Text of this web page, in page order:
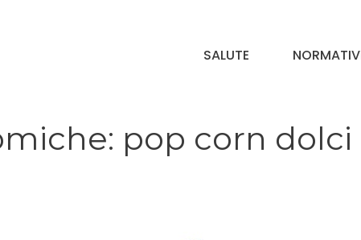
SALUTE
pop corn